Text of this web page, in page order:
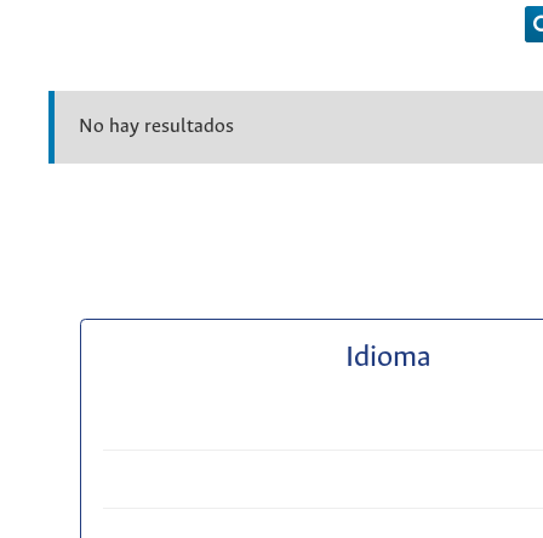
No hay resultados
Idioma